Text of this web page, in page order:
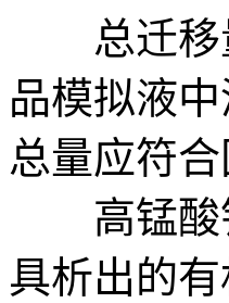
总迁移量
品模拟液
总量应符
高锰酸钾
具析出的